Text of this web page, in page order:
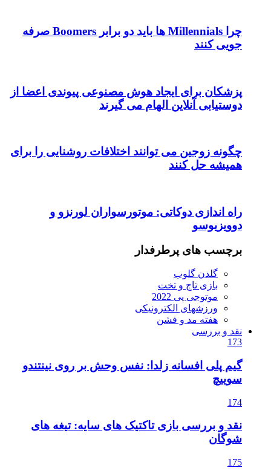
چرا Millennials ها باید دو برابر Boomers صرفه
جویی کنند
پزشکان برای ایجاد هوش مصنوعی پیوندی اعضا از
دوستیابی آنلاین الهام می گیرند
چگونه زوجین می توانند اختلافات روشنایی را برای
همیشه حل کنند
راه اندازی دوکاتی: موتورسواران لورنزو و
دوویزیوسو
برچسب های پرطرفدار
گلدن گلوب
بازی تاج و تخت
موتوجی پی 2022
ورزشهای الکترونیکی
هفته مد و فشن
نقد و بررسی
173
گیم پلی افسانه زلدا: نفس وحش بر روی نینتندو
سوییچ
174
نقد و بررسی بازی تاکتیک های سایه: تیغه های
شوگان
175